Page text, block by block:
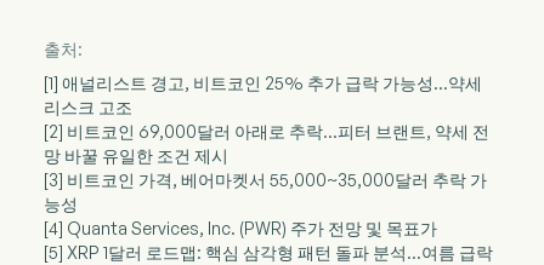
출처:
[1] 애널리스트 경고, 비트코인 25% 추가 급락 가능성…약세
리스크 고조
[2] 비트코인 69,000달러 아래로 추락…피터 브랜트, 약세 전
망 바꿀 유일한 조건 제시
[3] 비트코인 가격, 베어마켓서 55,000~35,000달러 추락 가
능성
[4] Quanta Services, Inc. (PWR) 주가 전망 및 목표가
[5] XRP 1달러 로드맵: 핵심 삼각형 패턴 돌파 분석…여름 급락